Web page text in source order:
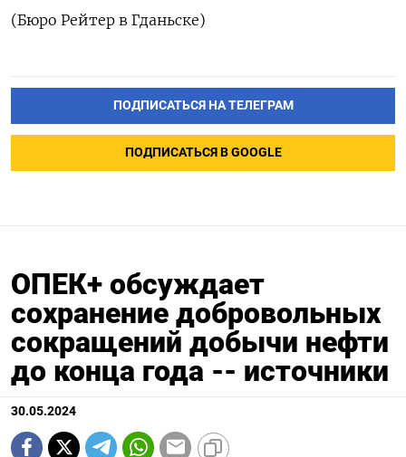
(Бюро Рейтер в Гданьске)
ПОДПИСАТЬСЯ НА ТЕЛЕГРАМ
ПОДПИСАТЬСЯ В GOOGLE
ОПЕК+ обсуждает
сохранение добровольных
сокращений добычи нефти
до конца года -- источники
30.05.2024